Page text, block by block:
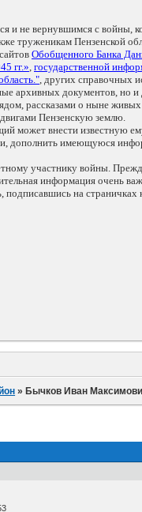
и не вернувшимся с войны,
труженикам Пензенской
Обобщенного Банка
гг.», государственной
, других справочных
архивных документов,
рассказами о ныне
Пензенскую землю.
может внести известную
дополнить имеющуюся
участнику войны.
информация очень
на страничках
» Бычков Иван